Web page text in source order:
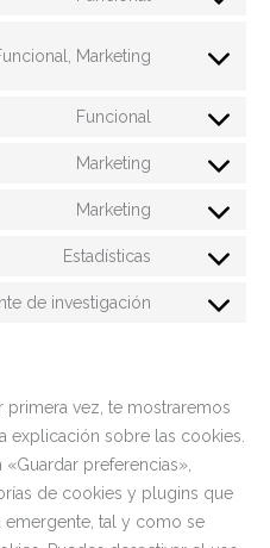
Marketing
Funcional
Marketing
Marketing
Estadísticas
de investigación
primera vez, te mostraremos
explicación sobre las cookies.
preferencias»,
de cookies y plugins que
emergente, tal y como se